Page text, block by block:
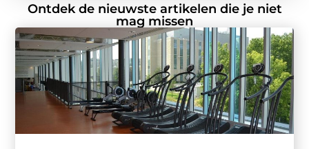
Ontdek de nieuwste artikelen die je niet
mag missen